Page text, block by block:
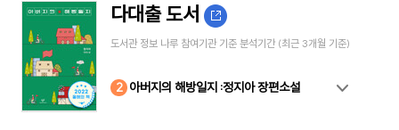
다대출 도서
도서관 정보 나루 참여기관 기준 분석기간 (최근 3개월 기준)
1
2 아버지의 해방일지 :정지아 장편소설
3
4
5
6
7
8
9
10